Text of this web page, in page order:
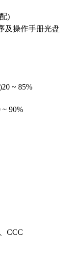
)
序及操作手册光盘
~ 85%
90%
CCC